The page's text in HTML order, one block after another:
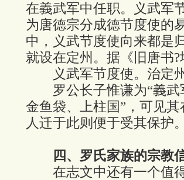
在義武军中任职。义武军
为唐德宗分成德节度使的
中，义武节度使向来都是
就设在定州。据《旧唐书
义武军节度使。治定州
罗公长子惟谦为“義武
金鱼袋、上柱国”，可见
人迁于此则便于受其保护
四、罗氏家族的宗教
在志文中还有一个值得